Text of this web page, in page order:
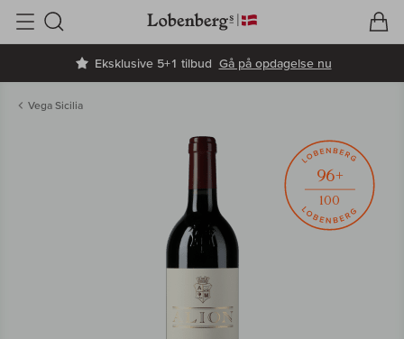
Eksklusive 5+1 tilbud Gå på opdagelse nu
Søg
Vega Sicilia
96+
100